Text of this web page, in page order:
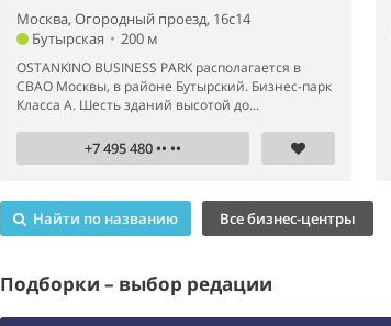
Москва, Огородный проезд, 16с14
Бутырская • 200 м
OSTANKINO BUSINESS PARK располагается в
СВАО Москвы, в районе Бутырский. Бизнес-парк
Класса А. Шесть зданий высотой до...
+7 495 480 •• ••
Найти по названию Все бизнес-центры
Подборки – выбор редации